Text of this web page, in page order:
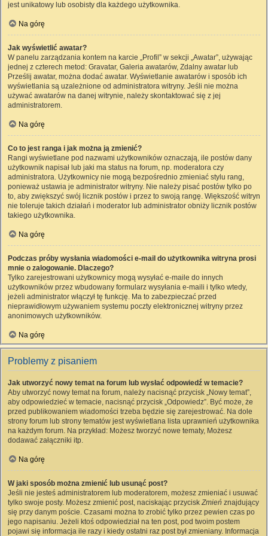
jest unikatowy lub osobisty dla każdego użytkownika.
Na górę
Jak wyświetlić awatar?
W panelu zarządzania kontem na karcie „Profil” w sekcji „Awatar”, używając
jednej z czterech metod: Gravatar, Galeria awatarów, Zdalny awatar lub
Prześlij awatar, można dodać awatar. Wyświetlanie awatarów i sposób ich
wyświetlania są uzależnione od administratora witryny. Jeśli nie można
używać awatarów na danej witrynie, należy skontaktować się z jej
administratorem.
Na górę
Co to jest ranga i jak można ją zmienić?
Rangi wyświetlane pod nazwami użytkowników oznaczają, ile postów dany
użytkownik napisał lub jaki ma status na forum, np. moderatora czy
administratora. Użytkownicy nie mogą bezpośrednio zmieniać stylu rang,
ponieważ ustawia je administrator witryny. Nie należy pisać postów tylko po
to, aby zwiększyć swój licznik postów i przez to swoją rangę. Większość witryn
nie toleruje takich działań i moderator lub administrator obniży licznik postów
takiego użytkownika.
Na górę
Podczas próby wysłania wiadomości e-mail do użytkownika witryna prosi
mnie o zalogowanie. Dlaczego?
Tylko zarejestrowani użytkownicy mogą wysyłać e-maile do innych
użytkowników przez wbudowany formularz wysyłania e-maili i tylko wtedy,
jeżeli administrator włączył tę funkcję. Ma to zabezpieczać przed
nieprawidłowym używaniem systemu poczty elektronicznej witryny przez
anonimowych użytkowników.
Na górę
Problemy z pisaniem
Jak utworzyć nowy temat na forum lub wysłać odpowiedź w temacie?
Aby utworzyć nowy temat na forum, należy nacisnąć przycisk „Nowy temat”,
aby odpowiedzieć w temacie, nacisnąć przycisk „Odpowiedz”. Być może, że
przed publikowaniem wiadomości trzeba będzie się zarejestrować. Na dole
strony forum lub strony tematów jest wyświetlana lista uprawnień użytkownika
na każdym forum. Na przykład: Możesz tworzyć nowe tematy, Możesz
dodawać załączniki itp.
Na górę
W jaki sposób można zmienić lub usunąć post?
Jeśli nie jesteś administratorem lub moderatorem, możesz zmieniać i usuwać
tylko swoje posty. Możesz zmienić post, naciskając przyciskZmień znajdujący
się przy danym poście. Czasami można to zrobić tylko przez pewien czas po
jego napisaniu. Jeżeli ktoś odpowiedział na ten post, pod twoim postem
pojawi się informacja ile razy i kiedy ostatni raz post był zmieniany. Informacja